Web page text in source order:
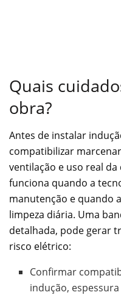
Quais
obra?
Antes de instalar
compatibilizar
ventilação e uso real
funciona quando a
manutenção e quando
limpeza diária. Uma
detalhada, pode gerar
risco elétrico:
Confirmar
indução,